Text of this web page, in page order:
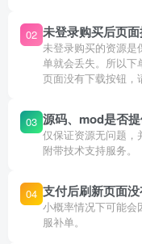
02 未登录购买后页
未登录购买的资源是
单就会丢失。所以下
页面没有下载按钮，
03 源码、mod是否
仅保证资源无问题，
附带技术支持服务。
04 支付后刷新页面
小概率情况下可能会
服补单。